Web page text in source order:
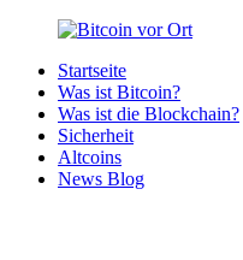
Zurück
Inhalt
Bitcoin
Bitcoins
deiner
Region
Startseite
Was ist Bitcoin?
Was ist die Blockchain?
Sicherheit
Altcoins
News Blog